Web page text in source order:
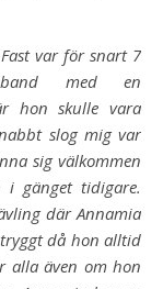
var för snart 7
med en
hon skulle vara
slog mig var
sig välkommen
gänget tidigare.
där Annamia
då hon alltid
alla även om hon